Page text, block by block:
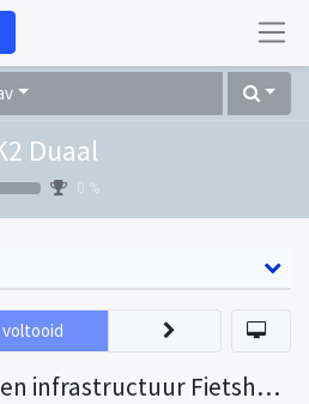
Duaal
0 %
Fietshersteller